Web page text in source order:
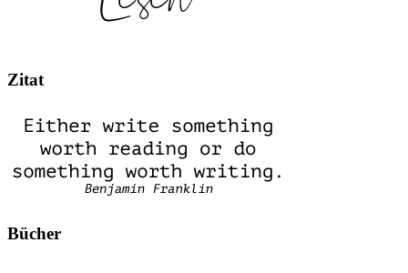
Zitat
Bücher